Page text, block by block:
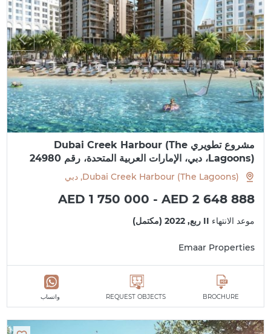
مشروع تطويري Dubai Creek Harbour (The
Lagoons)، دبي، الإمارات العربية المتحدة، رقم 24980
Dubai Creek Harbour (The Lagoons), دبي
AED 1 750 000 - AED 2 648 888
موعد الانتهاء II ربع, 2022 (مكتمل)
Emaar Properties
BROCHURE
REQUEST OBJECTS واتساب